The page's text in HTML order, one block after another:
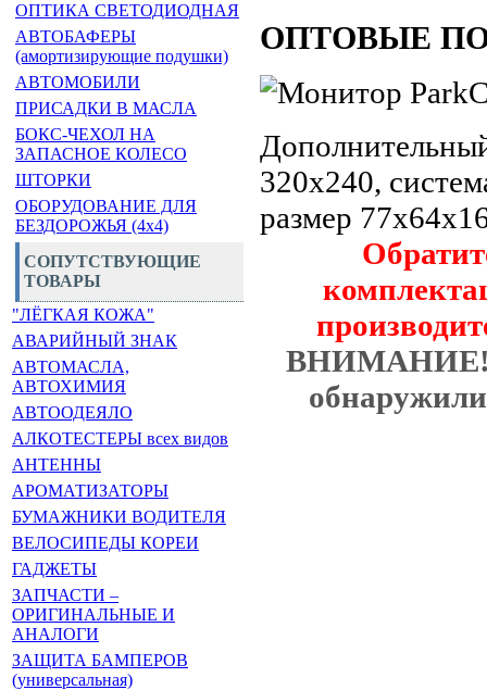
ОПТИКА СВЕТОДИОДНАЯ
АВТОБАФЕРЫ
(амортизирующие подушки)
АВТОМОБИЛИ
ПРИСАДКИ В МАСЛА
БОКС-ЧЕХОЛ НА
ЗАПАСНОЕ КОЛЕСО
ШТОРКИ
ОБОРУДОВАНИЕ ДЛЯ
БЕЗДОРОЖЬЯ (4x4)
СОПУТСТВУЮЩИЕ
ТОВАРЫ
"ЛЁГКАЯ КОЖА"
АВАРИЙНЫЙ ЗНАК
АВТОМАСЛА,
АВТОХИМИЯ
АВТООДЕЯЛО
АЛКОТЕСТЕРЫ всех видов
АНТЕННЫ
АРОМАТИЗАТОРЫ
БУМАЖНИКИ ВОДИТЕЛЯ
ВЕЛОСИПЕДЫ КОРЕИ
ГАДЖЕТЫ
ЗАПЧАСТИ –
ОРИГИНАЛЬНЫЕ И
АНАЛОГИ
ЗАЩИТА БАМПЕРОВ
(универсальная)
ОПТОВЫЕ
320х240,
размер